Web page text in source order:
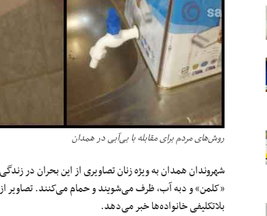
روش‌های مردم برای مقابله با بی‌آبی در همدان
شهروندان همدان به ویژه زنان تصاویری از این بحران در
«کلمن» و دبه‌‌ آب، ظرف می‌شویند و حمام می‌کنند. تصاویر
بلاتکلیفی خانواده‌ها خبر می‌دهد.